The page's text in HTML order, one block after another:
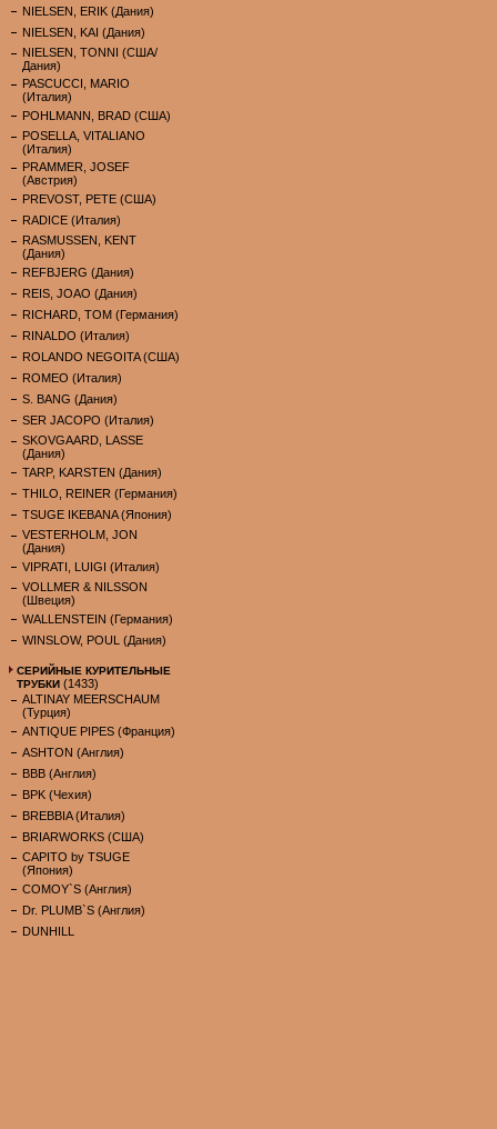
NIELSEN, ERIK (Дания)
NIELSEN, KAI (Дания)
NIELSEN, TONNI (США/
Дания)
PASCUCCI, MARIO
(Италия)
POHLMANN, BRAD (США)
POSELLA, VITALIANO
(Италия)
PRAMMER, JOSEF
(Австрия)
PREVOST, PETE (США)
RADICE (Италия)
RASMUSSEN, KENT
(Дания)
REFBJERG (Дания)
REIS, JOAO (Дания)
RICHARD, TOM (Германия)
RINALDO (Италия)
ROLANDO NEGOITA (США)
ROMEO (Италия)
S. BANG (Дания)
SER JACOPO (Италия)
SKOVGAARD, LASSE
(Дания)
TARP, KARSTEN (Дания)
THILO, REINER (Германия)
TSUGE IKEBANA (Япония)
VESTERHOLM, JON
(Дания)
VIPRATI, LUIGI (Италия)
VOLLMER & NILSSON
(Швеция)
WALLENSTEIN (Германия)
WINSLOW, POUL (Дания)
СЕРИЙНЫЕ КУРИТЕЛЬНЫЕ
ТРУБКИ (1433)
ALTINAY MEERSCHAUM
(Турция)
ANTIQUE PIPES (Франция)
ASHTON (Англия)
BBB (Англия)
BPK (Чехия)
BREBBIA (Италия)
BRIARWORKS (США)
CAPITO by TSUGE
(Япония)
COMOY`S (Англия)
Dr. PLUMB`S (Англия)
DUNHILL